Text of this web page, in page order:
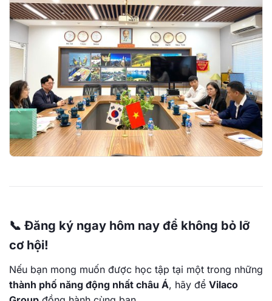
📞 Đăng ký ngay hôm nay để không bỏ lỡ
cơ hội!
Nếu bạn mong muốn được học tập tại một trong những
thành phố năng động nhất châu Á, hãy để Vilaco